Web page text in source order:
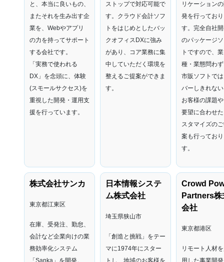
と、本当に良いもの、
またそれを生み出す企
業を、Webやアプリ
の力を持ってサポート
する会社です。
「実務で使われる
DX」を念頭に、体験
(スモールサクセス)を
重視した開発・運用支
援を行っています。
ストップで対応可能で
す。クラウド会計ソフ
トをはじめとしたバッ
クオフィスDXに強み
があり、コア業務に集
中していただく環境を
整えるご提案ができま
す。
リケーション
発を行ってお
す。完全自社
のパッケージ
トですので、業
種・業態問わ
市販ソフトで
バーしきれな
お客様の課題
要望に合わせ
スタマイズの
案も行ってお
す。
株式会社サンカ
東京都江東区
在庫、受発注、勤怠、
会計など企業向けの業
務効率化システム
「Sanka」を開発。
日本情報システ
ム株式会社
埼玉県狭山市
「創造と挑戦」をテー
マに1974年にスター
トし、地域のお客様を
Crowd
Partners株
会社
東京都港区
リモート人材
用した事業開